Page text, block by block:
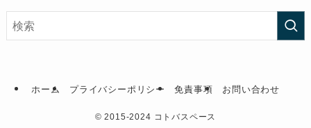
ホーム プライバシーポリシー 免責事項 お問い合わせ
© 2015-2024 コトバスペース